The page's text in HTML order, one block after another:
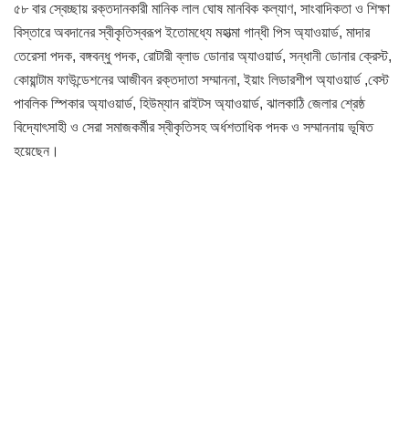
৫৮ বার স্বেচ্ছায় রক্তদানকারী মানিক লাল ঘোষ মানবিক কল্যাণ, সাংবাদিকতা ও শিক্ষা
বিস্তারে অবদানের স্বীকৃতিস্বরূপ ইতোমধ্যে মহাত্মা গান্ধী পিস অ্যাওয়ার্ড, মাদার
তেরেসা পদক, বঙ্গবন্ধু পদক, রোটারী ব্লাড ডোনার অ্যাওয়ার্ড, সন্ধানী ডোনার ক্রেস্ট,
কোয়ান্টাম ফাউন্ডেশনের আজীবন রক্তদাতা সম্মাননা, ইয়াং লিডারশীপ অ্যাওয়ার্ড ,বেস্ট
পাবলিক স্পিকার অ্যাওয়ার্ড, হিউম্যান রাইটস অ্যাওয়ার্ড, ঝালকাঠি জেলার শ্রেষ্ঠ
বিদ্যোৎসাহী ও সেরা সমাজকর্মীর স্বীকৃতিসহ অর্ধশতাধিক পদক ও সম্মাননায় ভূষিত
হয়েছেন।